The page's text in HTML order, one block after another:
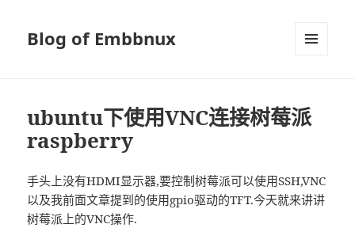
Blog of Embbnux
ubuntu下使用VNC连接树莓派
raspberry
手头上没有HDMI显示器,要控制树莓派可以使用SSH,VNC
以及我前面文章提到的使用gpio驱动的TFT.今天就来讲讲
树莓派上的VNC操作.